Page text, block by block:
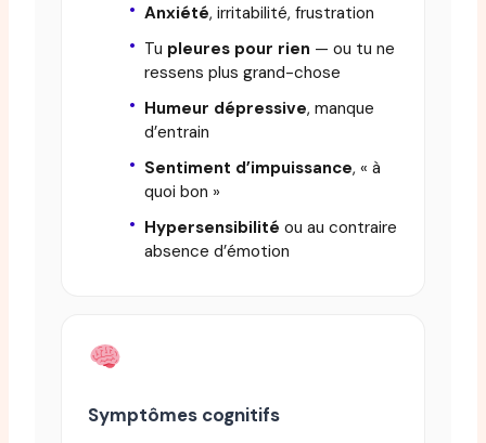
Anxiété, irritabilité, frustration
Tu pleures pour rien — ou tu ne
ressens plus grand-chose
Humeur dépressive, manque
d’entrain
Sentiment d’impuissance, « à
quoi bon »
Hypersensibilité ou au contraire
absence d’émotion
Symptômes cognitifs